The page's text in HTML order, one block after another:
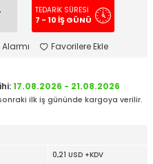
TEDARİK SÜRESİ
7 - 10 İŞ GÜNÜ
Favorilere Ekle
17.08.2026 - 21.08.2026
ilk iş gününde kargoya verilir.
0,21 USD +KDV